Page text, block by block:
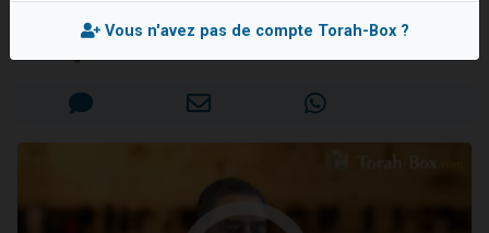
Odaya vient de donner son Maasser
Rav Raphaël SADIN
Vous n'avez pas de compte Torah-Box ?